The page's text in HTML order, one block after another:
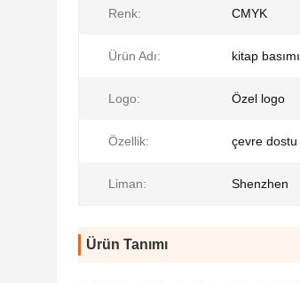
Renk: CMYK
Ürün Adı: kitap basımı
Logo: Özel logo
Özellik: çevre dostu
Liman: Shenzhen
Ürün Tanımı